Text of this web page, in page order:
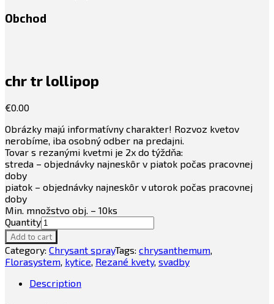
Obchod
chr tr lollipop
€0.00
Obrázky majú informatívny charakter! Rozvoz kvetov
nerobíme, iba osobný odber na predajni.
Tovar s rezanými kvetmi je 2x do týždňa:
streda – objednávky najneskôr v piatok počas pracovnej
doby
piatok – objednávky najneskôr v utorok počas pracovnej
doby
Min. množstvo obj. – 10ks
Quantity
Add to cart
Category: Chrysant sprayTags: chrysanthemum,
Florasystem, kytice, Rezané kvety, svadby
Description